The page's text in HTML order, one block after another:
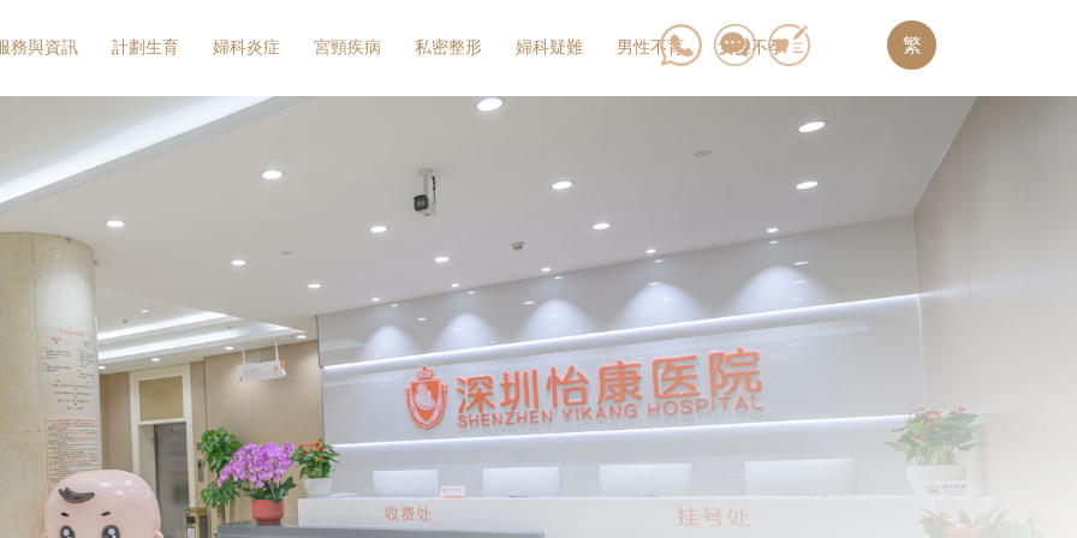
務與資訊 計劃生育 婦科炎症 宮頸疾病 私密整形 婦科疑難 男性不育 女性不孕 繁